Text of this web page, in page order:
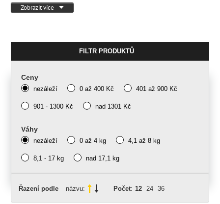
Zobrazit více
FILTR PRODUKTŮ
Ceny
nezáleží 0 až 400 Kč 401 až 900 Kč
901 - 1300 Kč nad 1301 Kč
Váhy
nezáleží 0 až 4 kg 4,1 až 8 kg
8,1 - 17 kg nad 17,1 kg
Řazení podle názvu: Počet: 12 24 36